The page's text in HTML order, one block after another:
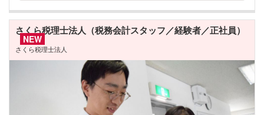
さくら税理士法人（税務会計スタッフ／経験者／正社員）
NEW
さくら税理士法人